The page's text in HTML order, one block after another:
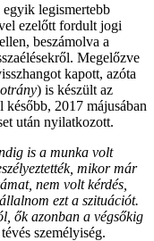
legismertebb
ezelőtt fordult jogi
beszámolva a
Megelőzve
kapott, azóta
) is készült az
2017 májusában
után nyilatkozott.
is a munka volt
mikor már
nem volt kérdés,
ezt a szituációt.
ők azonban a végsőkig
személyiség.